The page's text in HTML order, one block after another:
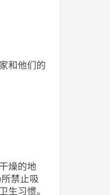
和他们的
燥的地
禁止吸
生习惯。